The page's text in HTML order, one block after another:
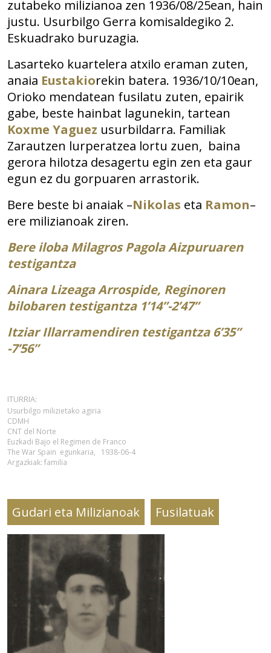
zutabeko milizianoa zen 1936/08/25ean, hain
justu. Usurbilgo Gerra komisaldegiko 2.
Eskuadrako buruzagia.
Lasarteko kuartelera atxilo eraman zuten,
anaia Eustakiorekin batera. 1936/10/10ean,
Orioko mendatean fusilatu zuten, epairik
gabe, beste hainbat lagunekin, tartean
Koxme Yaguez usurbildarra. Familiak
Zarautzen lurperatzea lortu zuen, baina
gerora hilotza desagertu egin zen eta gaur
egun ez du gorpuaren arrastorik.
Bere beste bi anaiak –Nikolas eta Ramon–
ere milizianoak ziren.
Bere iloba Milagros Pagola Aizpuruaren
testigantza
Ainara Lizeaga Arrospide, Reginoren
bilobaren testigantza 1’14”-2’47”
Itziar Illarramendiren testigantza 6’35”
-7’56”
ITURRIA:
Usurbilgo milizietako agiria
CDMH
CNT del Norte
Euzkadi Bajo el Regimen de Franco
The War Spain egunkaria, 1938-06-4
Argazkiak: familia
Gudari eta Milizianoak Fusilatuak